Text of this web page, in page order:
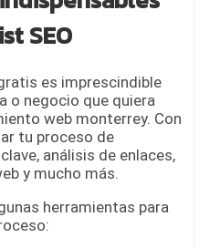
SEO
es imprescindible
o negocio que quiera
web monterrey. Con
tu proceso de
análisis de enlaces,
y mucho más.
herramientas para